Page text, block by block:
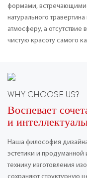
формами,
натурального
атмосферу, а
чистую красоту самого
WHY CHOOSE US?
Воспевает
и
Наша философия
эстетики и
технику изготовления